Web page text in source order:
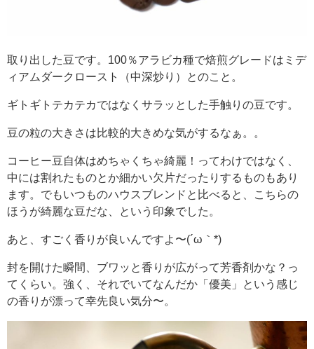
取り出した豆です。100％アラビカ種で焙煎グレードはミデ
ィアムダークロースト（中深炒り）とのこと。
ギトギトテカテカではなくサラッとした手触りの豆です。
豆の粒の大きさは比較的大きめな気がするなぁ。。
コーヒー豆自体はめちゃくちゃ綺麗！ってわけではなく、
中には割れたものとか細かい欠片だったりするものもあり
ます。でもいつものハウスブレンドと比べると、こちらの
ほうが綺麗な豆だな、という印象でした。
あと、すごく香りが良いんですよ〜(´ω｀*)
封を開けた瞬間、ブワッと香りが広がって芳香剤かな？っ
てくらい。強く、それでいてなんだか「優美」という感じ
の香りが漂って幸先良い気分〜。